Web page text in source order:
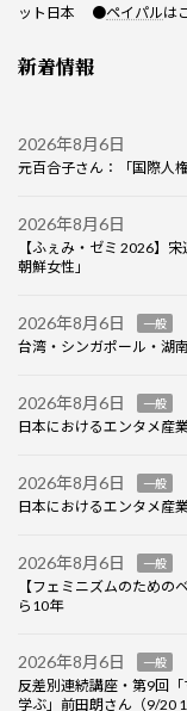
ット日本 ●ペイパルは
新着情報
2026年8月6日
元百合子さん：「国際人
2026年8月6日
【ふぇみ・ゼミ 2026】
朝鮮女性」
2026年8月6日 一般
台湾・シンガポール・湖
2026年8月6日 一般
日本におけるエンタメ産
2026年8月6日 一般
日本におけるエンタメ産
2026年8月6日 一般
【フェミニズムのため
ら10年
2026年8月6日 一般
反差別連続講座・第9回
学ぶ」前田朗さん（9/20